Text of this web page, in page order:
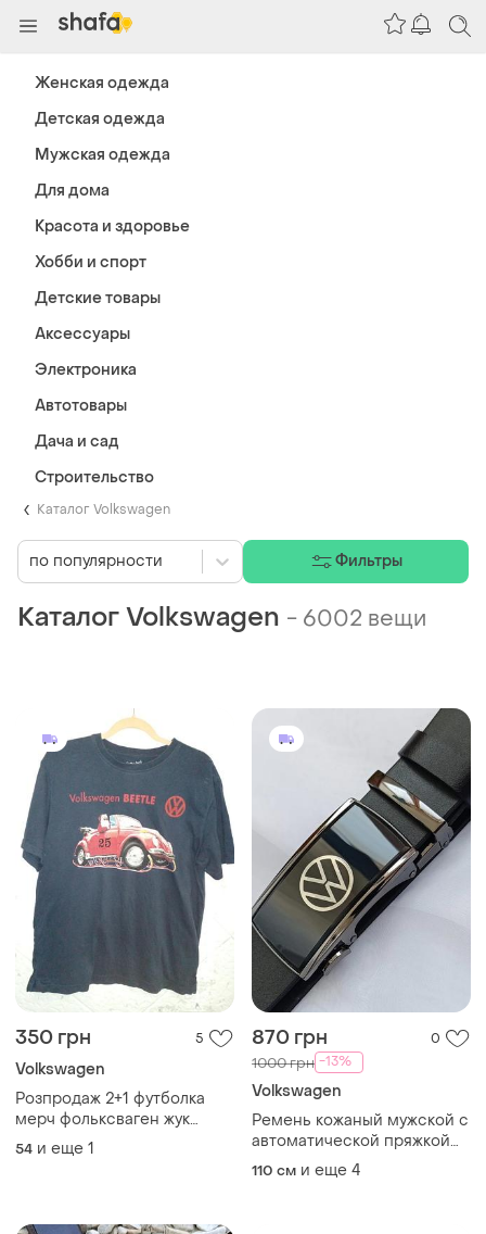
Каталог Volkswagen
Каталог Volkswagen - 6002 вещи
350 грн 5
Volkswagen
Розпродаж 2+1 футболка
мерч фольксваген жук
100% бавовна
54 и еще 1
870 грн 0
1000 грн -13%
Volkswagen
Ремень кожаный мужской с
автоматической пряжкой
черного цвета
110 см и еще 4
по популярности Фильтры
Женская одежда
Детская одежда
Мужская одежда
Для дома
Красота и здоровье
Хобби и спорт
Детские товары
Аксессуары
Электроника
Автотовары
Дача и сад
Строительство